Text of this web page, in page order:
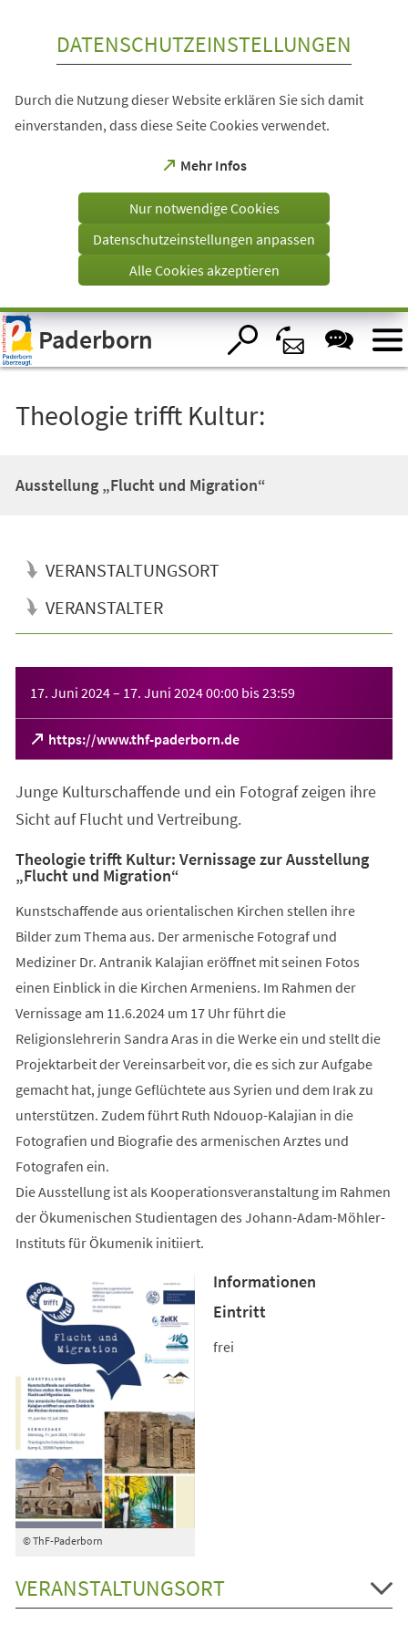
Visuelle
Assistenzsoftware
öffnen.
DATENSCHUTZEINSTELLUNGEN
Durch die Nutzung dieser Website erklären Sie sich damit
einverstanden, dass diese Seite Cookies verwendet.
Mehr Infos
(Öffnet
einem
Tab)
Nur notwendige Cookies
Datenschutzeinstellungen anpassen
Alle Cookies akzeptieren
Paderborn
Theologie trifft Kultur:
Ausstellung „Flucht und Migration“
VERANSTALTUNGSORT
VERANSTALTER
17. Juni 2024– 17. Juni 202400:00 bis23:59
https://www.thf-paderborn.de
(Öffnet
in
neuen
Tab)
Junge Kulturschaffende und ein Fotograf zeigen ihre
Sicht auf Flucht und Vertreibung.
Theologie trifft Kultur: Vernissage zur Ausstellung
„Flucht und Migration“
Kunstschaffende aus orientalischen Kirchen stellen ihre
Bilder zum Thema aus. Der armenische Fotograf und
Mediziner Dr. Antranik Kalajian eröffnet mit seinen Fotos
einen Einblick in die Kirchen Armeniens. Im Rahmen der
Vernissage am 11.6.2024 um 17 Uhr führt die
Religionslehrerin Sandra Aras in die Werke ein und stellt die
Projektarbeit der Vereinsarbeit vor, die es sich zur Aufgabe
gemacht hat, junge Geflüchtete aus Syrien und dem Irak zu
unterstützen. Zudem führt Ruth Ndouop-Kalajian in die
Fotografien und Biografie des armenischen Arztes und
Fotografen ein.
Die Ausstellung ist als Kooperationsveranstaltung im Rahmen
der Ökumenischen Studientagen des Johann-Adam-Möhler-
Instituts für Ökumenik initiiert.
© ThF-Paderborn
Informationen
Eintritt
frei
VERANSTALTUNGSORT